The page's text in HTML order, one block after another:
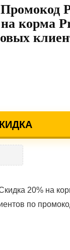
Промокод
корма
20% на
по